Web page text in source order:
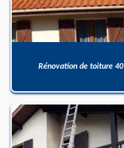
Rénovation de toiture 40